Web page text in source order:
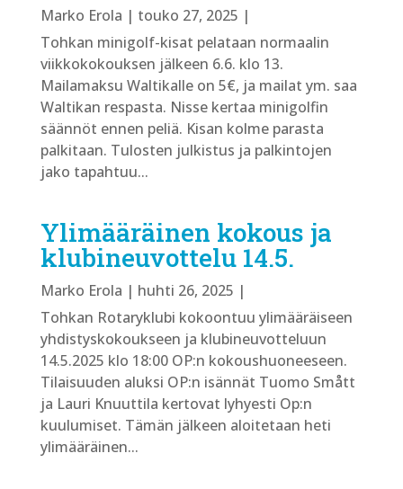
Marko Erola | touko 27, 2025 |
Tohkan minigolf-kisat pelataan normaalin
viikkokokouksen jälkeen 6.6. klo 13.
Mailamaksu Waltikalle on 5€, ja mailat ym. saa
Waltikan respasta. Nisse kertaa minigolfin
säännöt ennen peliä. Kisan kolme parasta
palkitaan. Tulosten julkistus ja palkintojen
jako tapahtuu...
Ylimääräinen kokous ja
klubineuvottelu 14.5.
Marko Erola | huhti 26, 2025 |
Tohkan Rotaryklubi kokoontuu ylimääräiseen
yhdistyskokoukseen ja klubineuvotteluun
14.5.2025 klo 18:00 OP:n kokoushuoneeseen.
Tilaisuuden aluksi OP:n isännät Tuomo Smått
ja Lauri Knuuttila kertovat lyhyesti Op:n
kuulumiset. Tämän jälkeen aloitetaan heti
ylimääräinen...